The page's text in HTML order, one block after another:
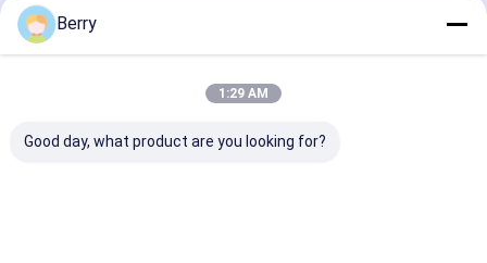
Empfohlene Produkte
Berry
1:29 AM
Good day, what product are you looking for?